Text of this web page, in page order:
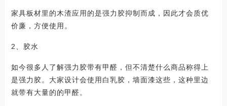
家具板材里的木渣应用的是强力胶抑制而成，因此才会质优
价廉，方便使用。
2、胶水
如今很多人了解强力胶带有甲醛，但不清楚什么商品称得上
是强力胶。大家设计会使用白乳胶，墙面漆这些，这种里边
就带有大量的的甲醛。